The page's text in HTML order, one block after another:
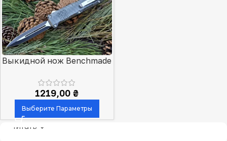
Выкидной нож Benchmade
1219,00₴
Выберите Параметры
Читать